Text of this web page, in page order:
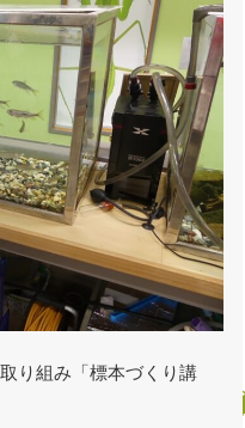
り組み「標本づくり講